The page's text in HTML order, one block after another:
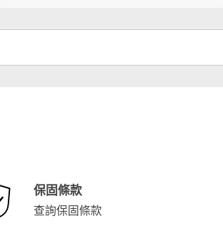
保固條款
查詢保固條款